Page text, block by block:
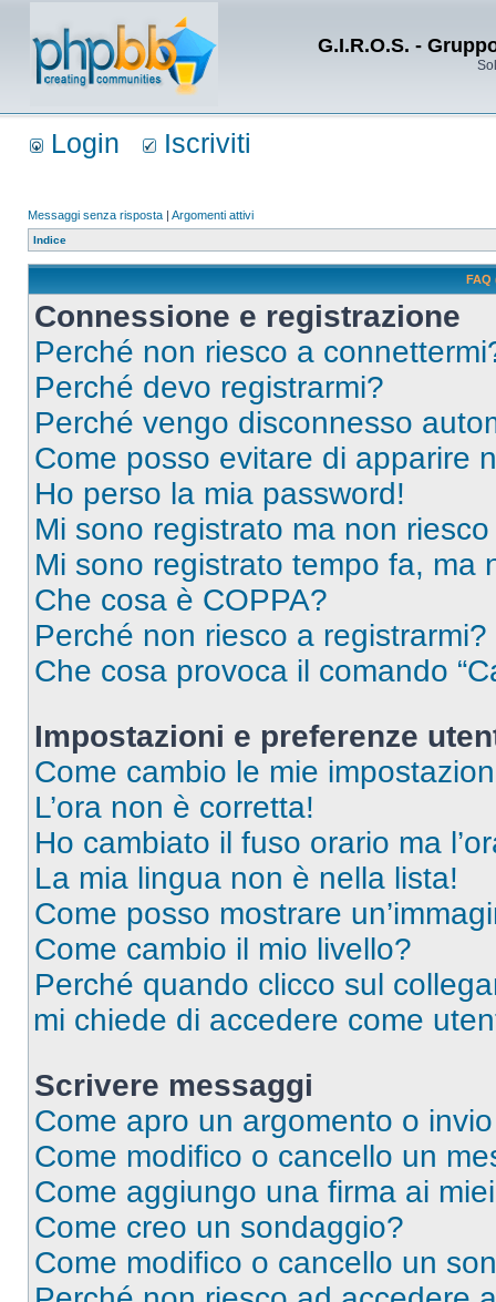
G.I.R.O.S. -
Login Iscriviti
Messaggi senza risposta | Argomenti attivi
Indice
FAQ
Connessione e registrazione
Perché non riesco a
Perché devo registrarmi?
Perché vengo disconnesso
Come posso evitare di apparire
Ho perso la mia password!
Mi sono registrato ma non
Mi sono registrato tempo fa, ma
Che cosa è COPPA?
Perché non riesco a registrarmi?
Che cosa provoca il comando
Impostazioni e preferenze
Come cambio le mie
L’ora non è corretta!
Ho cambiato il fuso orario ma
La mia lingua non è nella lista!
Come posso mostrare
Come cambio il mio livello?
Perché quando clicco sul
mi chiede di accedere come
Scrivere messaggi
Come apro un argomento o
Come modifico o cancello un
Come aggiungo una firma ai
Come creo un sondaggio?
Come modifico o cancello un